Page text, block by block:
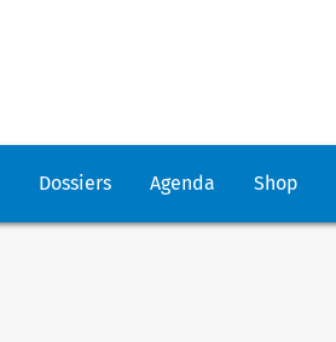
Dossiers Agenda Shop